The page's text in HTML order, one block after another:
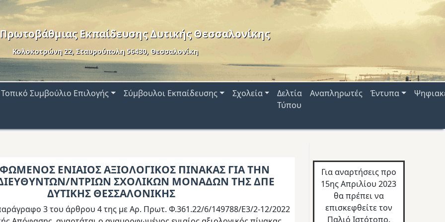
Εκπαίδευσης Δυτικής Θεσσαλονίκης
Κολοκοτρώνη 22, Σταυρούπολη 56430, Θεσσαλονίκη
Τοπικό Συμβούλιο Επιλογής Σύμβουλοι Εκπαίδευσης Σχολεία
Δελτία
Τύπου
Αναπληρωτές Έντυπα
ΕΝΙΑΙΟΣ ΑΞΙΟΛΟΓΙΚΟΣ ΠΙΝΑΚΑΣ ΓΙΑ ΤΗΝ
ΝΤΡΙΩΝ ΣΧΟΛΙΚΩΝ ΜΟΝΑΔΩΝ ΤΗΣ ΔΠΕ
ΔΥΤΙΚΗΣ ΘΕΣΣΑΛΟΝΙΚΗΣ
3 του άρθρου 4 της με Αρ. Πρωτ. Φ.361.22/6/149788/Ε3/2-12/2022
Για αναρτήσεις προ
15ης Απριλίου 2023
θα πρέπει να
επισκεφθείτε τον
Παλιό Ιστότοπο.